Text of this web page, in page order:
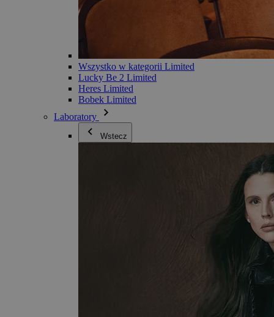
Wszystko w kategorii Limited
Lucky Be 2 Limited
Heres Limited
Bobek Limited
Laboratory
Wstecz